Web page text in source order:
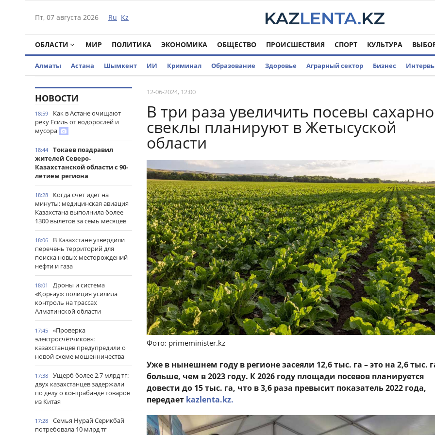
Пт, 07 августа 2026 Ru Kz
ОБЛАСТИ МИР ПОЛИТИКА ЭКОНОМИКА ОБЩЕСТВО ПРОИСШЕСТВИЯ СПОРТ КУЛЬТУРА
Алматы Астана Шымкент ИИ Криминал Образование Здоровье Аграрный сектор Бизнес
НОВОСТИ
18:59
Как в Астане очищают
реку Есиль от водорослей и
мусора
18:44
Токаев поздравил
жителей Северо-
Казахстанской области с 90-
летием региона
18:28
Когда счёт идёт на
минуты: медицинская авиация
Казахстана выполнила более
1300 вылетов за семь месяцев
18:06
В Казахстане утвердили
перечень территорий для
поиска новых месторождений
нефти и газа
18:01
Дроны и система
«Қорғау»: полиция усилила
контроль на трассах
Алматинской области
17:45
«Проверка
электросчётчиков»:
казахстанцев предупредили о
новой схеме мошенничества
17:38
Ущерб более 2,7 млрд тг:
двух казахстанцев задержали
по делу о контрабанде товаров
из Китая
17:28
Семья Нурай Серикбай
потребовала 10 млрд тг
12-06-2024, 12:00
В три раза увеличить посевы
свеклы планируют в Жетысуской
области
Фото: primeminister.kz
Уже в нынешнем году в регионе засеяли 12,6 тыс. га – это на 2,6 тыс.
больше, чем в 2023 году. К 2026 году площади посевов планируется
довести до 15 тыс. га, что в 3,6 раза превысит показатель 2022 года,
передает kazlenta.kz.